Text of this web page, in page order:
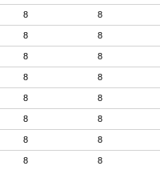
8 8
8 8
8 8
8 8
8 8
8 8
8 8
8 8